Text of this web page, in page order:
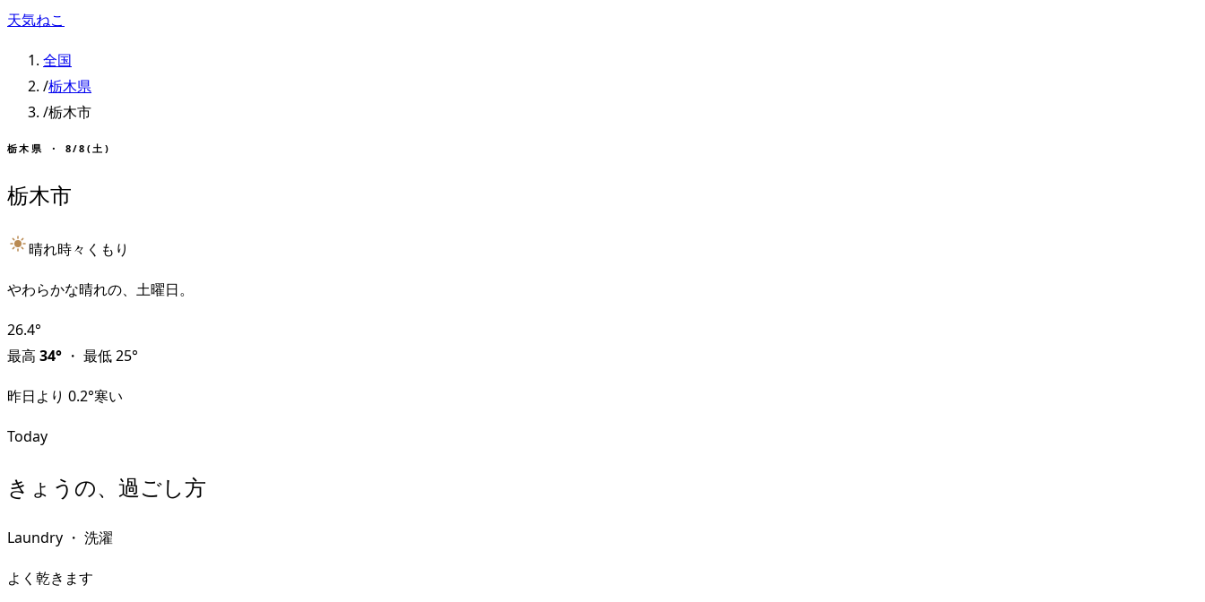
天気ねこ
全国
/栃木県
/栃木市
栃木県 ・ 8/8(土)
栃木市
晴れ時々くもり
やわらかな晴れの、土曜日。
26.4°
最高 34° ・ 最低25°
昨日より 0.2°寒い
Today
きょうの、過ごし方
Laundry ・ 洗濯
よく乾きます